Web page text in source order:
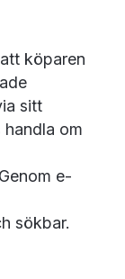
köparen
sitt
om
e-
sökbar.